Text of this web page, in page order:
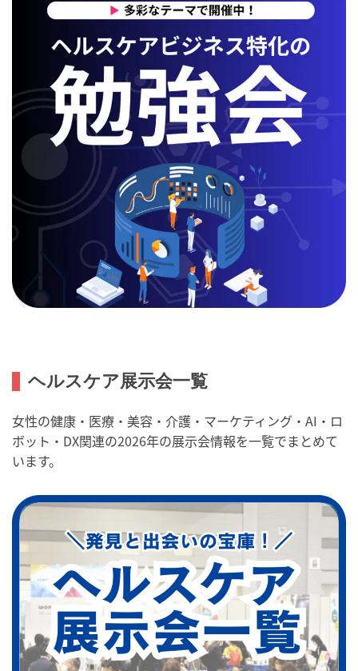
ヘルスケア展示会一覧
女性の健康・医療・美容・介護・マーケティング・AI・ロ
ボット・DX関連の2026年の展示会情報を一覧でまとめて
います。